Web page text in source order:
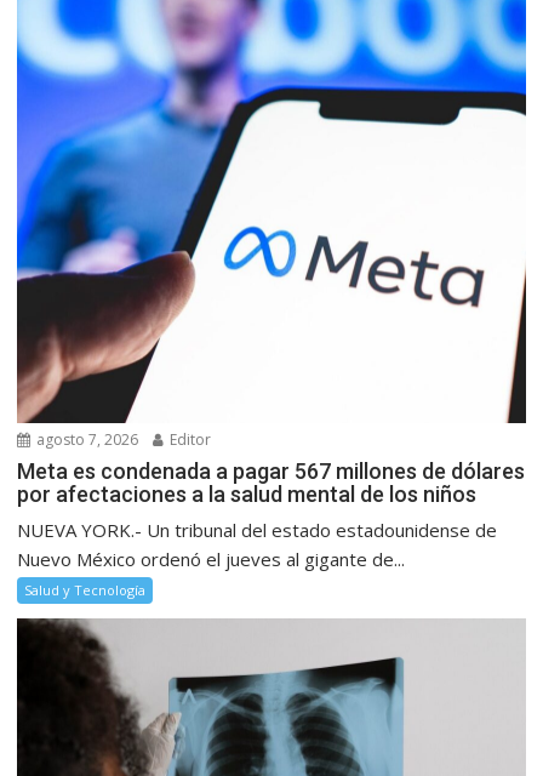
agosto 7, 2026 Editor
Meta es condenada a pagar 567 millones de dólares
por afectaciones a la salud mental de los niños
NUEVA YORK.- Un tribunal del estado estadounidense de
Nuevo México ordenó el jueves al gigante de...
Salud y Tecnología